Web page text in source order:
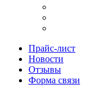
Прайс-лист
Новости
Отзывы
Форма связи